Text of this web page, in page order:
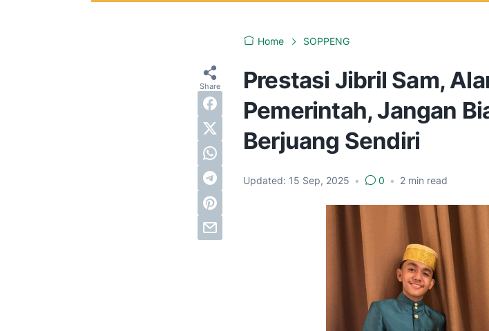
Home SOPPENG
Prestasi Jibril Sam,
Pemerintah, Jangan
Berjuang Sendiri
Updated: 15 Sep, 2025 • 0 • 2 min read